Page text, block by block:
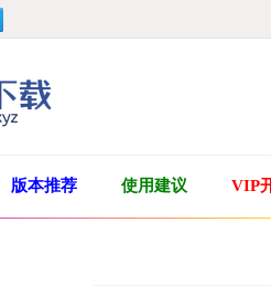
版本推荐 使用建议 VIP